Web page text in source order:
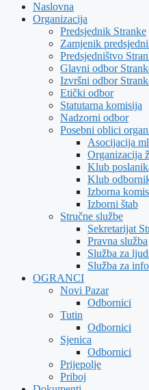
Naslovna
Organizacija
Predsjednik Stranke
Zamjenik
Predsjedništvo
Glavni odbor
Izvršni odbor
Etički odbor
Statutarna komisija
Nadzorni odbor
Posebni oblici
Asocijacija
Organizacija
Klub
Klub
Izborna
Izborni štab
Stručne službe
Sekretarijat
Pravna služba
Služba za
Služba za
OGRANCI
Novi Pazar
Odbornici
Tutin
Odbornici
Sjenica
Odbornici
Prijepolje
Priboj